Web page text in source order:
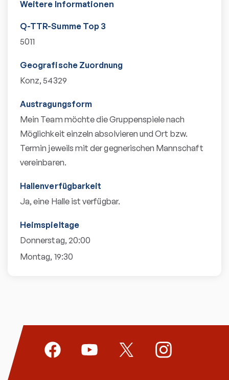
Weitere Informationen
Q-TTR-Summe Top 3
5011
Geografische Zuordnung
Konz, 54329
Austragungsform
Mein Team möchte die Gruppenspiele nach
Möglichkeit einzeln absolvieren und Ort bzw.
Termin jeweils mit der gegnerischen Mannschaft
vereinbaren.
Hallenverfügbarkeit
Ja, eine Halle ist verfügbar.
Heimspieltage
Donnerstag, 20:00
Montag, 19:30